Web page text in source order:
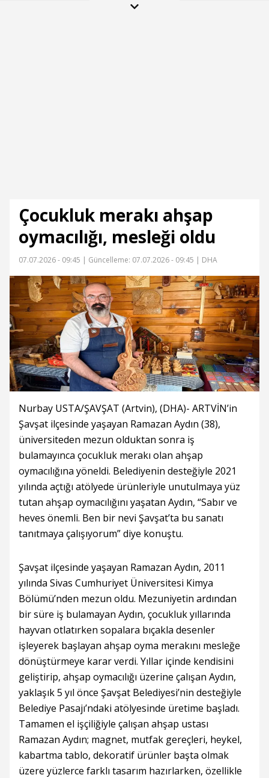
Çocukluk merakı ahşap
oymacılığı, mesleği oldu
07.07.2026 - 09:45 | Güncelleme: 07.07.2026 - 09:45 | DHA
Nurbay USTA/ŞAVŞAT (Artvin), (DHA)- ARTVİN’in
Şavşat ilçesinde yaşayan Ramazan Aydın (38),
üniversiteden mezun olduktan sonra iş
bulamayınca çocukluk merakı olan ahşap
oymacılığına yöneldi. Belediyenin desteğiyle 2021
yılında açtığı atölyede ürünleriyle unutulmaya yüz
tutan ahşap oymacılığını yaşatan Aydın, “Sabır ve
heves önemli. Ben bir nevi Şavşat’ta bu sanatı
tanıtmaya çalışıyorum” diye konuştu.
Şavşat ilçesinde yaşayan Ramazan Aydın, 2011
yılında Sivas Cumhuriyet Üniversitesi Kimya
Bölümü’nden mezun oldu. Mezuniyetin ardından
bir süre iş bulamayan Aydın, çocukluk yıllarında
hayvan otlatırken sopalara bıçakla desenler
işleyerek başlayan ahşap oyma merakını mesleğe
dönüştürmeye karar verdi. Yıllar içinde kendisini
geliştirip, ahşap oymacılığı üzerine çalışan Aydın,
yaklaşık 5 yıl önce Şavşat Belediyesi’nin desteğiyle
Belediye Pasajı’ndaki atölyesinde üretime başladı.
Tamamen el işçiliğiyle çalışan ahşap ustası
Ramazan Aydın; magnet, mutfak gereçleri, heykel,
kabartma tablo, dekoratif ürünler başta olmak
üzere yüzlerce farklı tasarım hazırlarken, özellikle